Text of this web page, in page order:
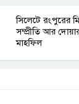
সিলেটে রংপুরের
সম্প্রীতি আর
মাহফিল